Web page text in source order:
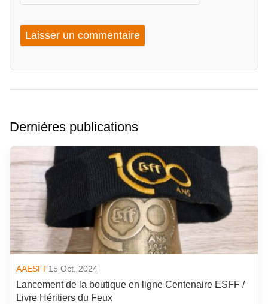
Dernières publications
AAESFF15 Oct. 2024
Lancement de la boutique en ligne Centenaire ESFF /
Livre Héritiers du Feux